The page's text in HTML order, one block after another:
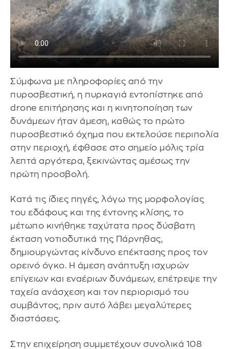
Σύμφωνα με πληροφορίες από την
πυροσβεστική, η πυρκαγιά εντοπίστηκε από
drone επιτήρησης και η κινητοποίηση των
δυνάμεων ήταν άμεση, καθώς το πρώτο
πυροσβεστικό όχημα που εκτελούσε περιπολία
στην περιοχή, έφθασε στο σημείο μόλις τρία
λεπτά αργότερα, ξεκινώντας αμέσως την
πρώτη προσβολή.
Κατά τις ίδιες πηγές, λόγω της μορφολογίας
του εδάφους και της έντονης κλίσης, το
μέτωπο κινήθηκε ταχύτατα προς δύσβατη
έκταση νοτιοδυτικά της Πάρνηθας,
δημιουργώντας κίνδυνο επέκτασης προς τον
ορεινό όγκο. Η άμεση ανάπτυξη ισχυρών
επίγειων και εναέριων δυνάμεων, επέτρεψε την
ταχεία ανάσχεση και τον περιορισμό του
συμβάντος, πριν αυτό λάβει μεγαλύτερες
διαστάσεις.
Στην επιχείρηση συμμετέχουν συνολικά 108